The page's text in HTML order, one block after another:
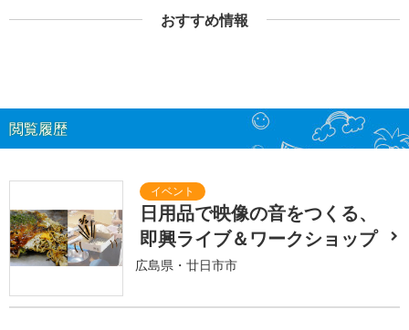
おすすめ情報
閲覧履歴
日用品で映像の音をつくる、
即興ライブ＆ワークショップ
広島県・廿日市市